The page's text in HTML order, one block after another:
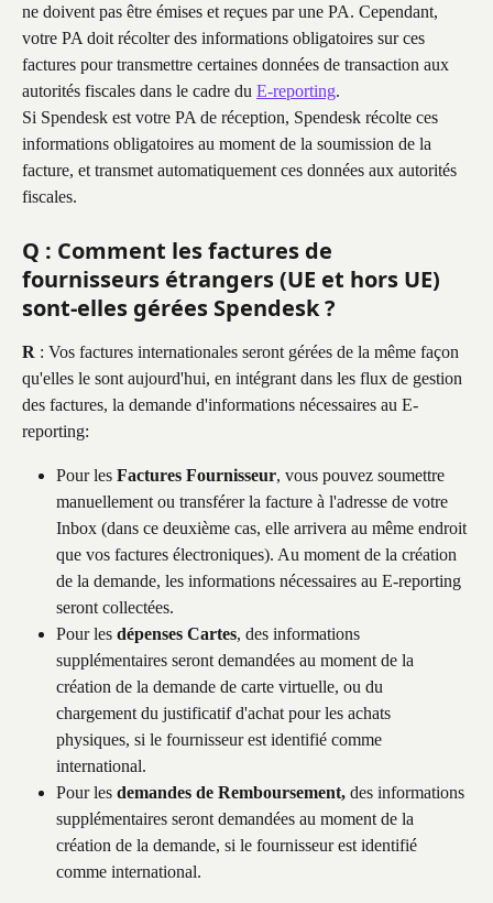
ne doivent pas être émises et reçues par une PA. Cependant,
votre PA doit récolter des informations obligatoires sur ces
factures pour transmettre certaines données de transaction aux
autorités fiscales dans le cadre du E-reporting.
Si Spendesk est votre PA de réception, Spendesk récolte ces
informations obligatoires au moment de la soumission de la
facture, et transmet automatiquement ces données aux autorités
fiscales.
Q : Comment les factures de
fournisseurs étrangers (UE et hors UE)
sont-elles gérées Spendesk ?
R : Vos factures internationales seront gérées de la même façon
qu'elles le sont aujourd'hui, en intégrant dans les flux de gestion
des factures, la demande d'informations nécessaires au E-
reporting:
Pour les Factures Fournisseur, vous pouvez soumettre
manuellement ou transférer la facture à l'adresse de votre
Inbox (dans ce deuxième cas, elle arrivera au même endroit
que vos factures électroniques). Au moment de la création
de la demande, les informations nécessaires au E-reporting
seront collectées.
Pour les dépenses Cartes, des informations
supplémentaires seront demandées au moment de la
création de la demande de carte virtuelle, ou du
chargement du justificatif d'achat pour les achats
physiques, si le fournisseur est identifié comme
international.
Pour les demandes de Remboursement, des informations
supplémentaires seront demandées au moment de la
création de la demande, si le fournisseur est identifié
comme international.